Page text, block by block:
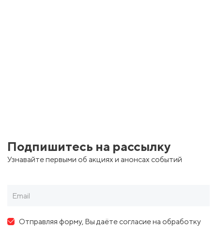
Подпишитесь на рассылку
Узнавайте первыми об акциях и анонсах событий
Отправляя форму, Вы даёте согласие на обработку